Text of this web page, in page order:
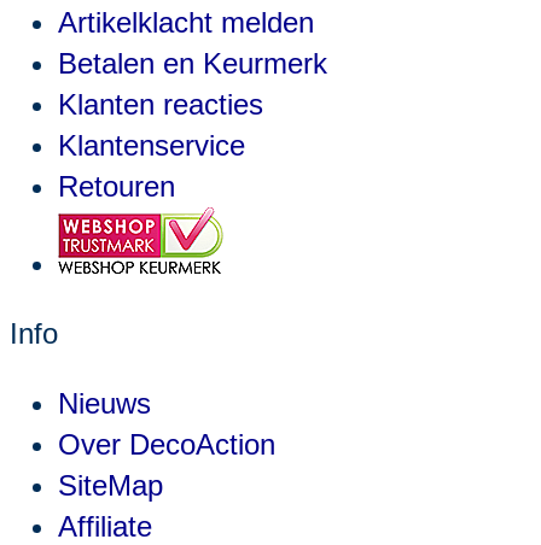
Artikelklacht melden
Betalen en Keurmerk
Klanten reacties
Klantenservice
Retouren
Info
Nieuws
Over DecoAction
SiteMap
Affiliate